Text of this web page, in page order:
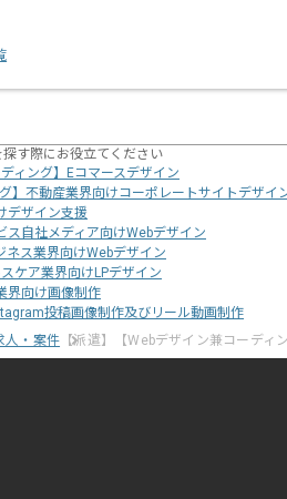
す際にお役立てください
ィング】Eコマースデザイン
】不動産業界向けコーポレートサイトデザイ
デザイン支援
ス自社メディア向けWebデザイン
ネス業界向けWebデザイン
ケア業界向けLPデザイン
界向け画像制作
投稿画像制作及びリール動画制作
人・案件 【派遣】【Webデザイン兼コーデ